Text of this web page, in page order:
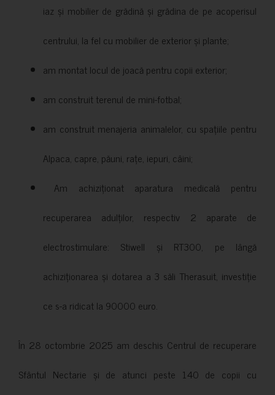
iaz și mobilier de grădină și grădina de pe acoperisul
centrului, la fel cu mobilier de exterior și plante;
am montat locul de joacă pentru copii exterior;
am construit terenul de mini-fotbal;
am construit menajeria animalelor, cu spațiile pentru
Alpaca, capre, păuni, rațe, iepuri, câini;
Am achiziționat aparatura medicală pentru
recuperarea adulților, respectiv 2 aparate de
electrostimulare: Stiwell și RT300, pe lângă
achiziționarea și dotarea a 3 săli Therasuit, investiție
ce s-a ridicat la 90000 euro.
În 28 octombrie 2025 am deschis Centrul de recuperare
Sfântul Nectarie și de atunci peste 140 de copii cu